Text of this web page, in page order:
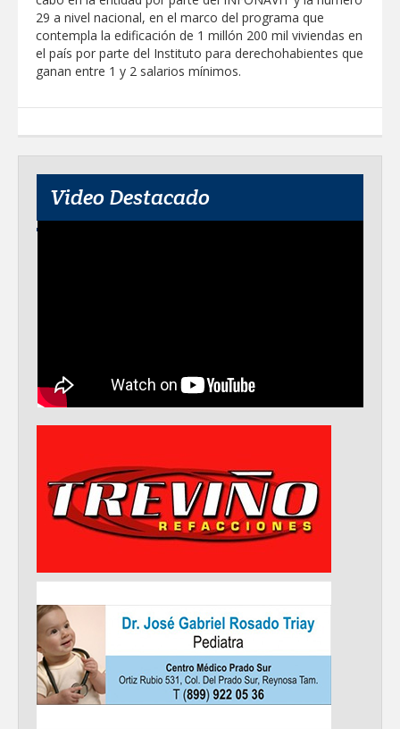
29 a nivel nacional, en el marco del programa que
contempla la edificación de 1 millón 200 mil viviendas en
el país por parte del Instituto para derechohabientes que
ganan entre 1 y 2 salarios mínimos.
Video Destacado